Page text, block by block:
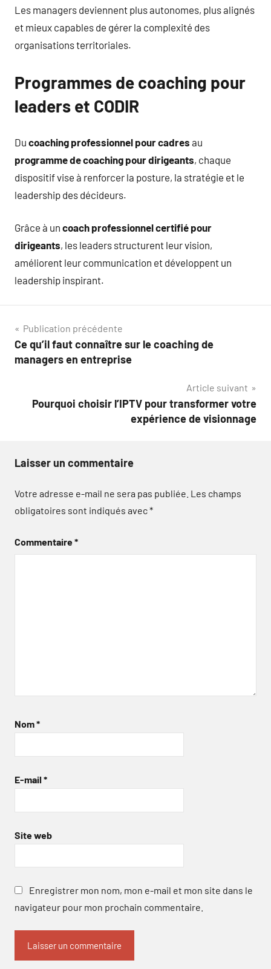
Les managers deviennent plus autonomes, plus alignés
et mieux capables de gérer la complexité des
organisations territoriales.
Programmes de coaching pour
leaders et CODIR
Du coaching professionnel pour cadres au
programme de coaching pour dirigeants, chaque
dispositif vise à renforcer la posture, la stratégie et le
leadership des décideurs.
Grâce à un coach professionnel certifié pour
dirigeants, les leaders structurent leur vision,
améliorent leur communication et développent un
leadership inspirant.
Navigation
de
Publication précédente
Ce qu’il faut connaître sur le coaching de
managers en entreprise
Article suivant
Pourquoi choisir l’IPTV pour transformer votre
expérience de visionnage
Laisser un commentaire
Votre adresse e-mail ne sera pas publiée. Les champs
obligatoires sont indiqués avec*
Commentaire*
Nom*
E-mail *
Site web
Enregistrer mon nom, mon e-mail et mon site dans le
navigateur pour mon prochain commentaire.